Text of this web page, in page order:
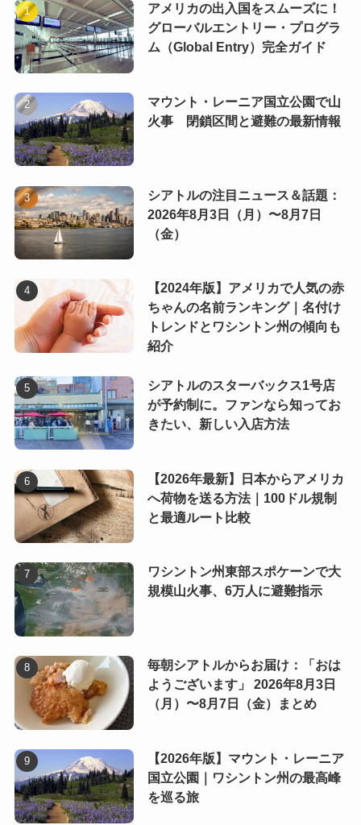
アメリカの出入国をスムーズに！
グローバルエントリー・プログラ
ム（Global Entry）完全ガイド
マウント・レーニア国立公園で山
火事 閉鎖区間と避難の最新情報
シアトルの注目ニュース＆話題：
2026年8月3日（月）〜8月7日
（金）
【2024年版】アメリカで人気の赤
ちゃんの名前ランキング｜名付け
トレンドとワシントン州の傾向も
紹介
シアトルのスターバックス1号店
が予約制に。ファンなら知ってお
きたい、新しい入店方法
【2026年最新】日本からアメリカ
へ荷物を送る方法｜100ドル規制
と最適ルート比較
ワシントン州東部スポケーンで大
規模山火事、6万人に避難指示
毎朝シアトルからお届け：「おは
ようございます」 2026年8月3日
（月）〜8月7日（金）まとめ
【2026年版】マウント・レーニア
国立公園｜ワシントン州の最高峰
を巡る旅